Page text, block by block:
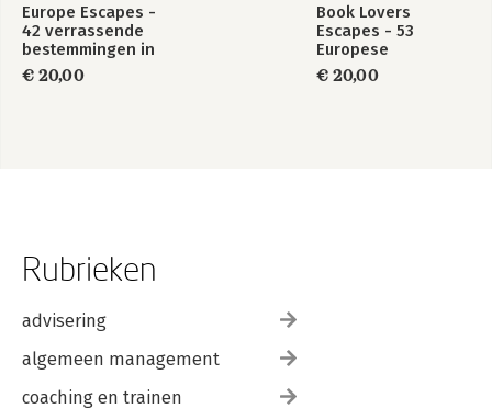
Europe Escapes -
42 verrassende
bestemmingen in
Europa
€ 20,00
Book Lovers
Escapes - 53
Europese
bestemmingen voor
een literaire reis
€ 20,00
Rubrieken
advisering
algemeen management
coaching en trainen